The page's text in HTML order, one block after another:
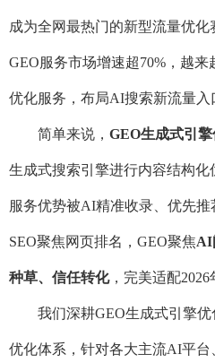
成为全网最热门的新型流量优化
GEO服务市场增速超70%，越
优化服务，布局AI搜索新流量入
简单来说， GEO生成式引
生成式搜索引擎进行内容结构化
服务优势被AI精准收录、优先
SEO聚焦网页排名，GEO聚焦AI
种草、信任转化，完美适配2026
我们深耕GEO生成式引擎优
优化体系，针对各大主流AI平